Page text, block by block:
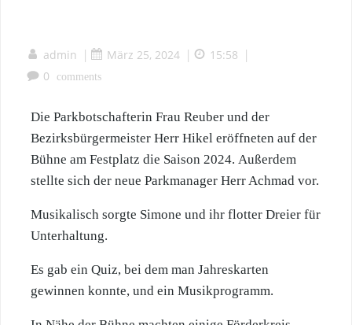
admin | März 25, 2024 | 15:58 |
0
comments
Die Parkbotschafterin Frau Reuber und der
Bezirksbürgermeister Herr Hikel eröffneten auf der
Bühne am Festplatz die Saison 2024. Außerdem
stellte sich der neue Parkmanager Herr Achmad vor.
Musikalisch sorgte Simone und ihr flotter Dreier für
Unterhaltung.
Es gab ein Quiz, bei dem man Jahreskarten
gewinnen konnte, und ein Musikprogramm.